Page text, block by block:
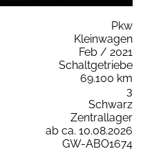
Pkw
Kleinwagen
Feb / 2021
Schaltgetriebe
69.100 km
3
Schwarz
Zentrallager
ab ca. 10.08.2026
GW-ABO1674